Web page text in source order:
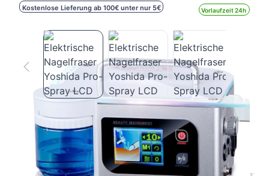
Kostenlose Lieferung ab 100€ unter nur 5€ Vorlaufzeit 24h
Elektrische Nagelfraser Yoshida Pro-
Spray LCD